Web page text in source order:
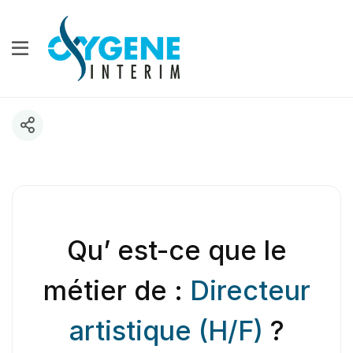
Qu’ est-ce que le
métier de : Directeur
artistique (H/F) ?